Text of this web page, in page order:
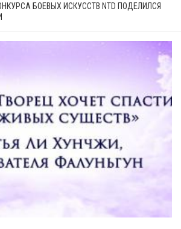
БОЕВЫХ ИСКУССТВ NTD ПОДЕЛИЛСЯ